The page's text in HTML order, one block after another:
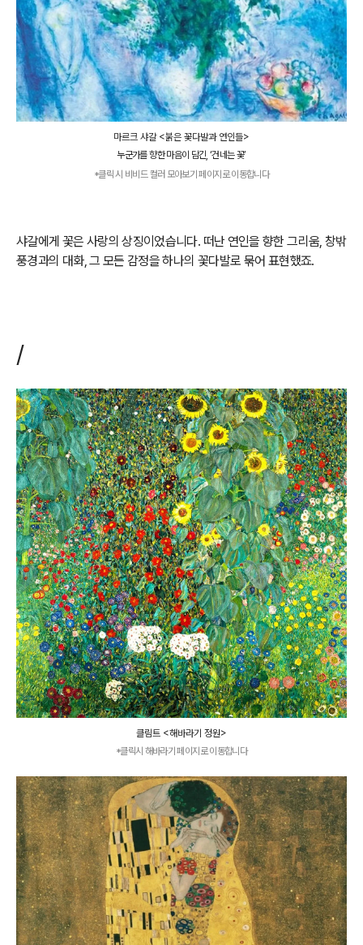
마르크 샤갈 <붉은 꽃다발과 연인들>
누군가를 향한 마음이 담긴, ‘건네는 꽃’
*클릭 시 비비드 컬러 모아보기 페이지로 이동합니다
샤갈에게 꽃은 사랑의 상징이었습니다. 떠난 연인을 향한 그리움, 창밖
풍경과의 대화, 그 모든 감정을 하나의 꽃다발로 묶어 표현했죠.
/
클림트 <해바라기 정원>
*클릭시 해바라기 페이지로 이동합니다